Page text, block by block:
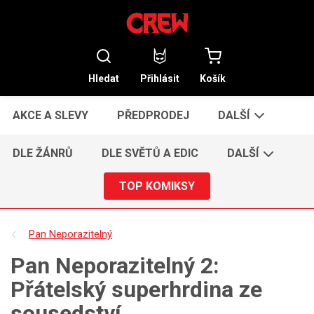
Hledat Přihlásit Košík
AKCE A SLEVY PŘEDPRODEJ DALŠÍ
DLE ŽÁNRŮ DLE SVĚTŮ A EDIC DALŠÍ
TOP KOMIKSY
Pan Neporazitelný
Pan Neporazitelný 2:
Přátelský superhrdina ze